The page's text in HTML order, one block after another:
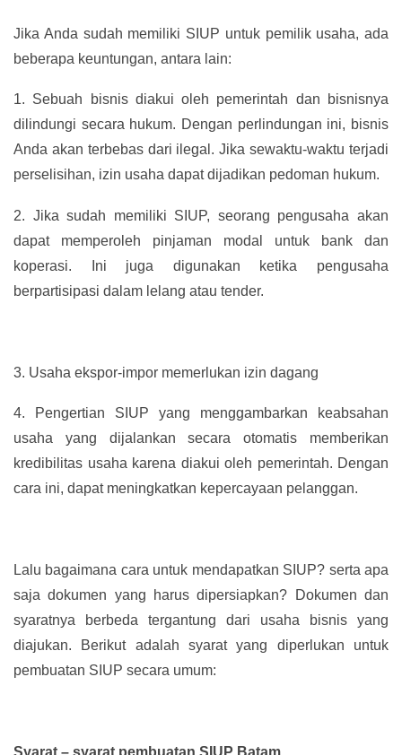
Jika Anda sudah memiliki SIUP untuk pemilik usaha, ada
beberapa keuntungan, antara lain:
1. Sebuah bisnis diakui oleh pemerintah dan bisnisnya
dilindungi secara hukum. Dengan perlindungan ini, bisnis
Anda akan terbebas dari ilegal. Jika sewaktu-waktu terjadi
perselisihan, izin usaha dapat dijadikan pedoman hukum.
2. Jika sudah memiliki SIUP, seorang pengusaha akan
dapat memperoleh pinjaman modal untuk bank dan
koperasi. Ini juga digunakan ketika pengusaha
berpartisipasi dalam lelang atau tender.
3. Usaha ekspor-impor memerlukan izin dagang
4.
Pengertian SIUP yang menggambarkan keabsahan
usaha yang dijalankan secara otomatis memberikan
kredibilitas usaha karena diakui oleh pemerintah. Dengan
cara ini, dapat meningkatkan kepercayaan pelanggan.
Lalu bagaimana cara untuk mendapatkan SIUP? serta apa
saja dokumen yang harus dipersiapkan? Dokumen dan
syaratnya berbeda tergantung dari usaha bisnis yang
diajukan. Berikut adalah syarat yang diperlukan untuk
pembuatan SIUP secara umum:
Syarat – syarat pembuatan SIUP Batam